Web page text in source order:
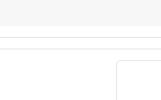
concretezza,